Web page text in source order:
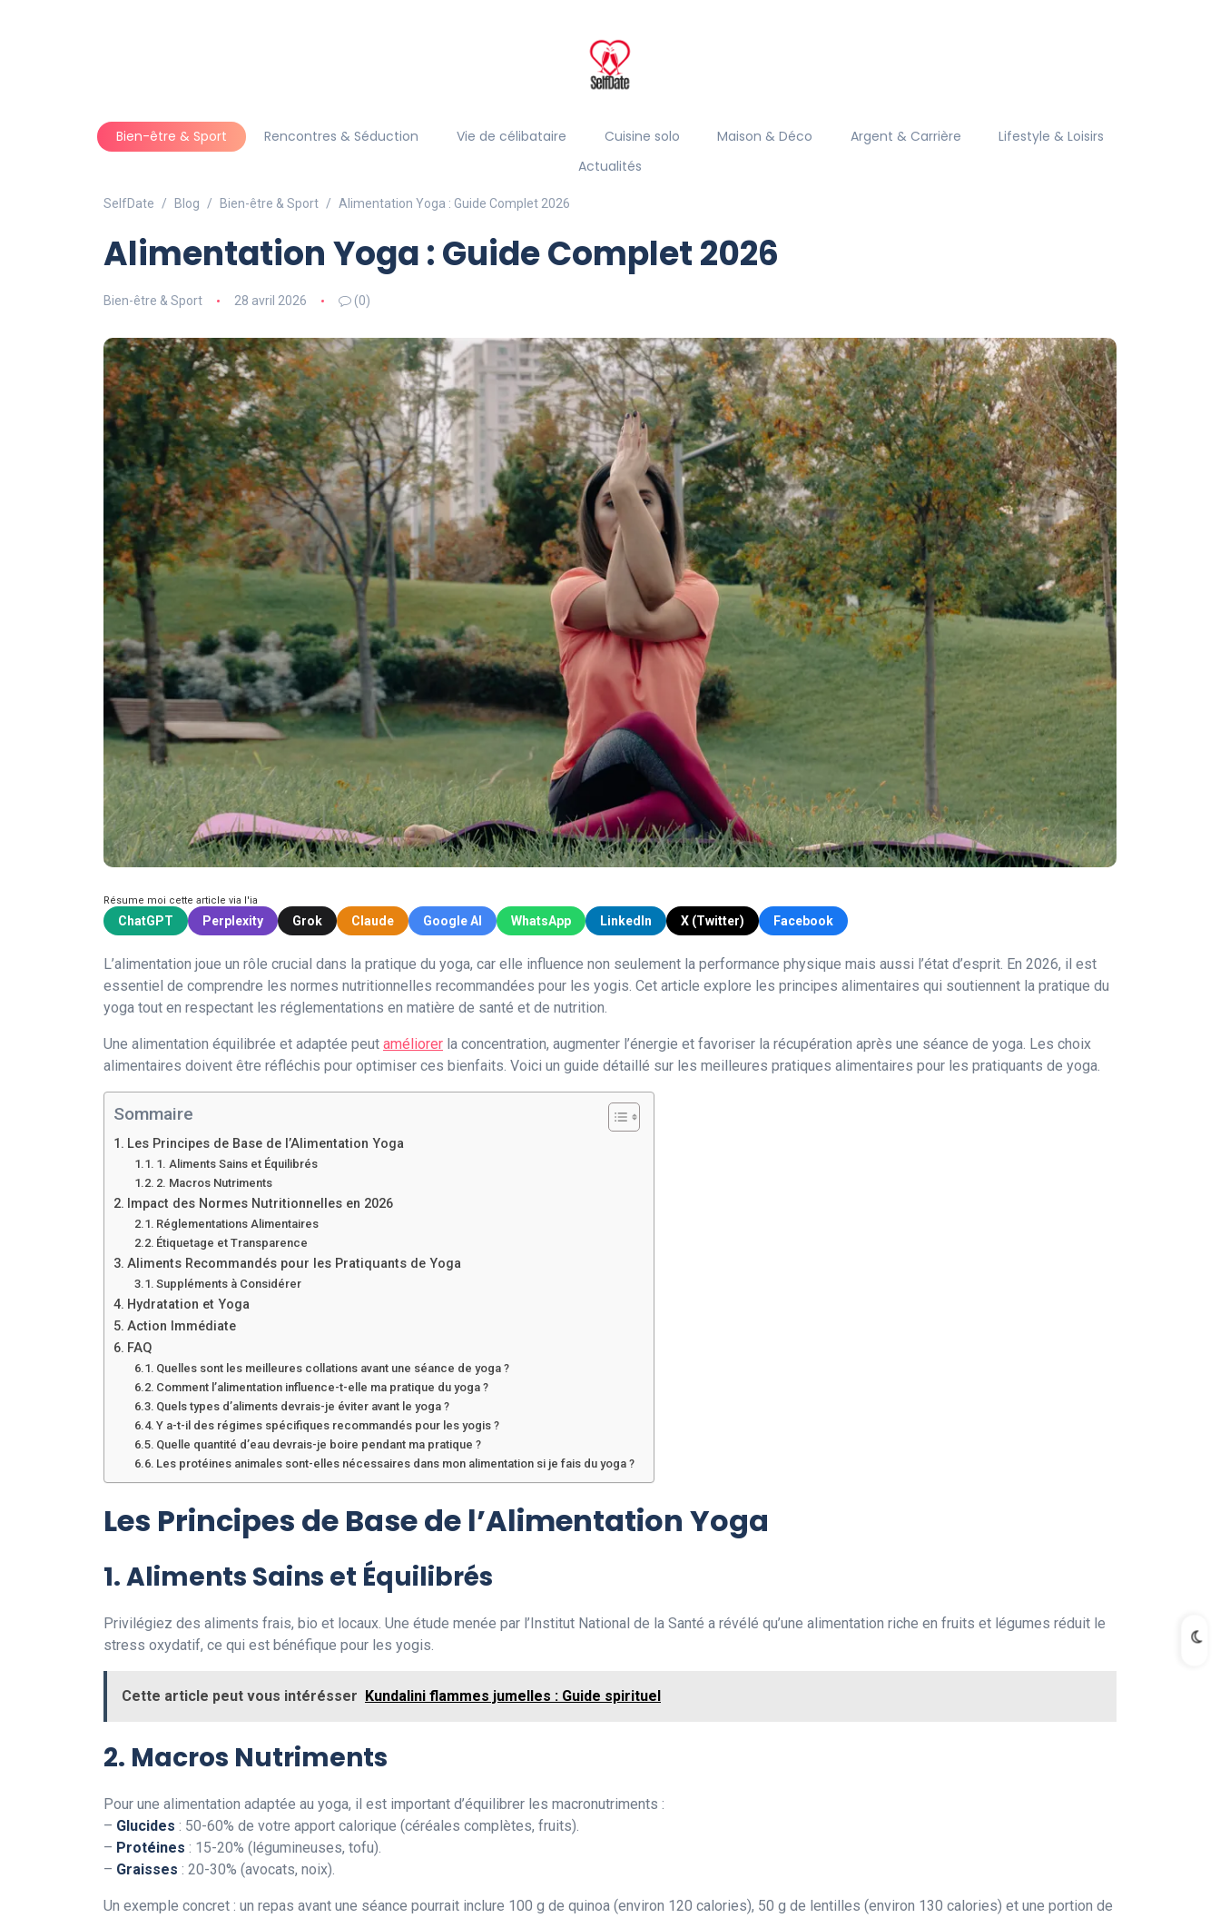
Bien-être & Sport Rencontres & Séduction Vie de célibataire Cuisine solo Maison & Déco Argent & Carrière
Lifestyle & Loisirs
Actualités
SelfDate Blog Bien-être & Sport Alimentation Yoga : Guide Complet 2026
Alimentation Yoga : Guide Complet 2026
Bien-être & Sport 28 avril 2026 (0)
Résume moi cette article via l'ia
ChatGPT Perplexity Grok Claude Google AI WhatsApp LinkedIn X (Twitter) Facebook
L’alimentation joue un rôle crucial dans la pratique du yoga, car elle influence non seulement la performance physique mais aussi l’état d’esprit. En 2026, il est
essentiel de comprendre les normes nutritionnelles recommandées pour les yogis. Cet article explore les principes alimentaires qui soutiennent la pratique du
yoga tout en respectant les réglementations en matière de santé et de nutrition.
Une alimentation équilibrée et adaptée peut améliorer la concentration, augmenter l’énergie et favoriser la récupération après une séance de yoga. Les choix
alimentaires doivent être réfléchis pour optimiser ces bienfaits. Voici un guide détaillé sur les meilleures pratiques alimentaires pour les pratiquants de yoga.
Sommaire
Les Principes de Base de l’Alimentation Yoga
1. Aliments Sains et Équilibrés
2. Macros Nutriments
Impact des Normes Nutritionnelles en 2026
Réglementations Alimentaires
Étiquetage et Transparence
Aliments Recommandés pour les Pratiquants de Yoga
Suppléments à Considérer
Hydratation et Yoga
Action Immédiate
FAQ
Quelles sont les meilleures collations avant une séance de yoga ?
Comment l’alimentation influence-t-elle ma pratique du yoga ?
Quels types d’aliments devrais-je éviter avant le yoga ?
Y a-t-il des régimes spécifiques recommandés pour les yogis ?
Quelle quantité d’eau devrais-je boire pendant ma pratique ?
Les protéines animales sont-elles nécessaires dans mon alimentation si je fais du yoga ?
Les Principes de Base de l’Alimentation Yoga
1. Aliments Sains et Équilibrés
Privilégiez des aliments frais, bio et locaux. Une étude menée par l’Institut National de la Santé a révélé qu’une alimentation riche en fruits et légumes réduit le
stress oxydatif, ce qui est bénéfique pour les yogis.
Cette article peut vous intérésser Kundalini flammes jumelles : Guide spirituel
2. Macros Nutriments
Pour une alimentation adaptée au yoga, il est important d’équilibrer les macronutriments :
– Glucides : 50-60% de votre apport calorique (céréales complètes, fruits).
– Protéines : 15-20% (légumineuses, tofu).
– Graisses : 20-30% (avocats, noix).
Un exemple concret : un repas avant une séance pourrait inclure 100 g de quinoa (environ 120 calories), 50 g de lentilles (environ 130 calories) et une portion de